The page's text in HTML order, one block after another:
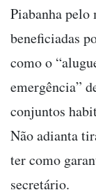
Piabanha
beneficiadas
como o
emergência”
conjuntos
Não adianta
ter como
secretário.